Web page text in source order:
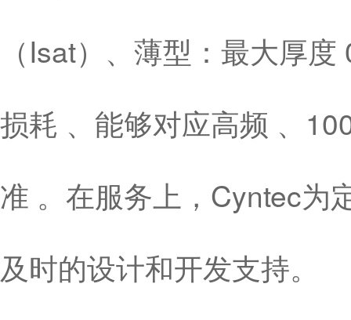
（Isat）、薄型：最大厚
损耗 、能够对应高频 、
准 。在服务上，Cyntec为
及时的设计和开发支持。